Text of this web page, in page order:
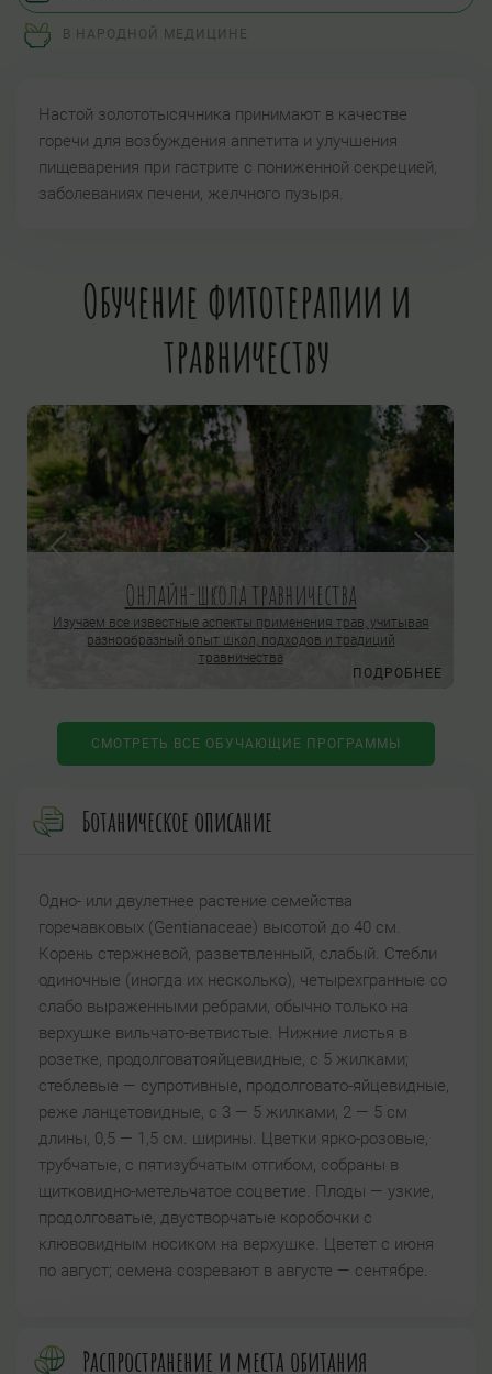
В НАРОДНОЙ МЕДИЦИНЕ
Настой золототысячника принимают в качестве
горечи для возбуждения аппетита и улучшения
пищеварения при гастрите с пониженной секрецией,
заболеваниях печени, желчного пузыря.
Обучение фитотерапии и
травничеству
Онлайн-школа травничества
Изучаем все известные аспекты применения трав, учитывая
разнообразный опыт школ, подходов и традиций
травничества
ПОДРОБНЕЕ
СМОТРЕТЬ ВСЕ ОБУЧАЮЩИЕ ПРОГРАММЫ
Ботаническое описание
Одно- или двулетнее растение семейства
горечавковых (Gentianaceae) высотой до 40 см.
Корень стержневой, разветвленный, слабый. Стебли
одиночные (иногда их несколько), четырехгранные со
слабо выраженными ребрами, обычно только на
верхушке вильчато-ветвистые. Нижние листья в
розетке, продолговатояйцевидные, с 5 жилками;
стеблевые — супротивные, продолговато-яйцевидные,
реже ланцетовидные, с 3 — 5 жилками, 2 — 5 см
длины, 0,5 — 1,5 см. ширины. Цветки ярко-розовые,
трубчатые, с пятизубчатым отгибом, собраны в
щитковидно-метельчатое соцветие. Плоды — узкие,
продолговатые, двустворчатые коробочки с
клювовидным носиком на верхушке. Цветет с июня
по август; семена созревают в августе — сентябре.
Распространение и места обитания